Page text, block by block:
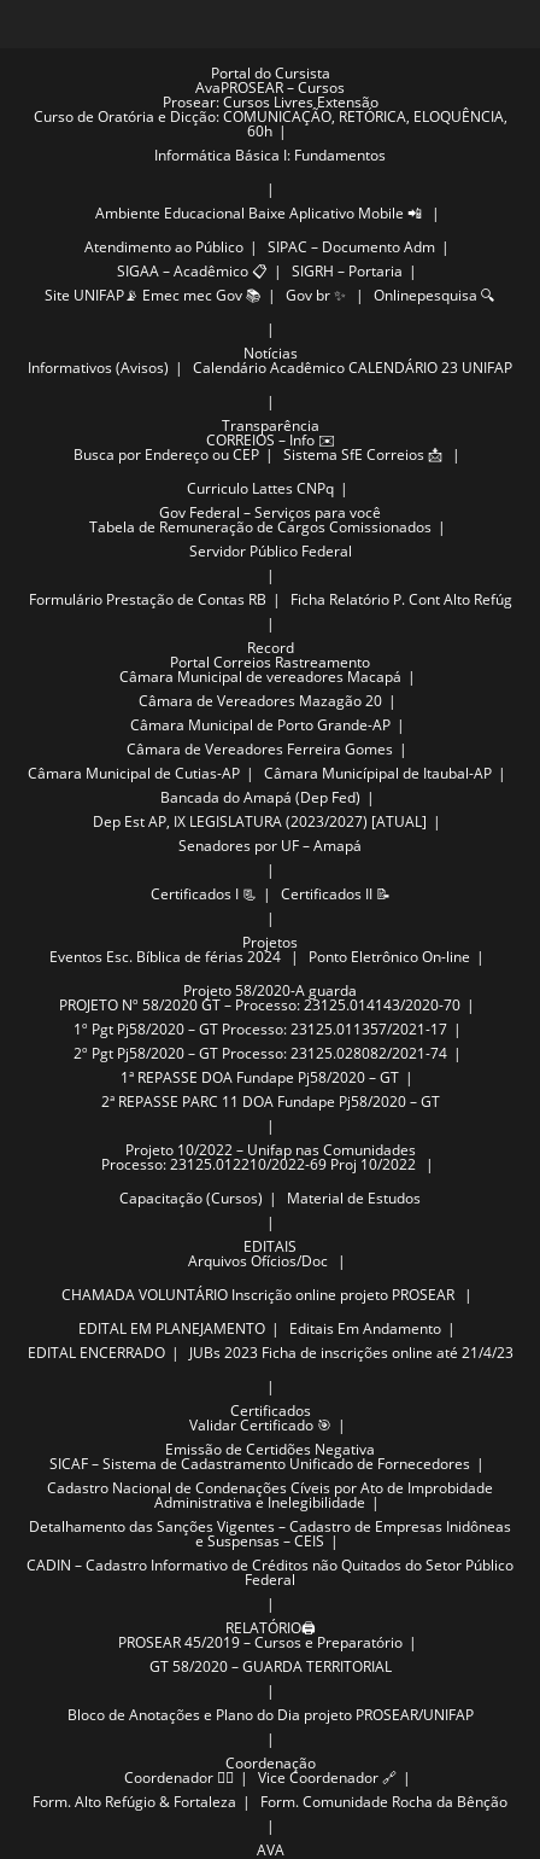
Portal do Cursista
AvaPROSEAR – Cursos
Prosear: Cursos Livres Extensão
Curso de Oratória e Dicção: COMUNICAÇÃO, RETÓRICA, ELOQUÊNCIA,
60h
Informática Básica I: Fundamentos
Ambiente Educacional Baixe Aplicativo Mobile 📲
Atendimento ao Público
SIPAC – Documento Adm
SIGAA – Acadêmico 📋
SIGRH – Portaria
Site UNIFAP📡 Emec mec Gov 📚 Gov br ✨ Onlinepesquisa 🔍
Notícias
Informativos (Avisos) Calendário AcadêmicoCALENDÁRIO 23 UNIFAP
Transparência
CORREIOS – Info ✉️
Busca por Endereço ou CEP
Sistema SfE Correios 📩
Curriculo Lattes CNPq
Gov Federal – Serviços para você
Tabela de Remuneração de Cargos Comissionados
Servidor Público Federal
Formulário Prestação de Contas RB Ficha Relatório P. Cont Alto Refúg
Record
Portal Correios Rastreamento
Câmara Municipal de vereadores Macapá
Câmara de Vereadores Mazagão 20
Câmara Municipal de Porto Grande-AP
Câmara de Vereadores Ferreira Gomes
Câmara Municipal de Cutias-AP
Câmara Municípipal de Itaubal-AP
Bancada do Amapá (Dep Fed)
Dep Est AP, IX LEGISLATURA (2023/2027) [ATUAL]
Senadores por UF – Amapá
Certificados I 📃 Certificados II 📝
Projetos
Eventos Esc. Bíblica de férias 2024
Ponto Eletrônico On-line
Projeto 58/2020-A guarda
PROJETO Nº 58/2020 GT – Processo: 23125.014143/2020-70
1º Pgt Pj58/2020 – GT Processo: 23125.011357/2021-17
2º Pgt Pj58/2020 – GT Processo: 23125.028082/2021-74
1ª REPASSE DOA Fundape Pj58/2020 – GT
2ª REPASSE PARC 11 DOA Fundape Pj58/2020 – GT
Projeto 10/2022 – Unifap nas Comunidades
Processo: 23125.012210/2022-69 Proj 10/2022
Capacitação (Cursos)
Material de Estudos
EDITAIS
ArquivosOfícios/Doc
CHAMADA VOLUNTÁRIO Inscrição online projeto PROSEAR
EDITAL EM PLANEJAMENTO
Editais Em Andamento
EDITAL ENCERRADO
JUBs 2023 Ficha de inscrições online até 21/4/23
Certificados
Validar Certificado 🎯
Emissão de Certidões Negativa
SICAF – Sistema de Cadastramento Unificado de Fornecedores
Cadastro Nacional de Condenações Cíveis por Ato de Improbidade
Administrativa e Inelegibilidade
Detalhamento das Sanções Vigentes – Cadastro de Empresas Inidôneas
e Suspensas – CEIS
CADIN – Cadastro Informativo de Créditos não Quitados do Setor Público
Federal
RELATÓRIO🖨️
PROSEAR 45/2019 – Cursos e Preparatório
GT 58/2020 – GUARDA TERRITORIAL
Bloco de Anotações e Plano do Dia projeto PROSEAR/UNIFAP
Coordenação
Coordenador ✍🏽
Vice Coordenador 🔗
Form. Alto Refúgio & Fortaleza
Form. Comunidade Rocha da Bênção
AVA